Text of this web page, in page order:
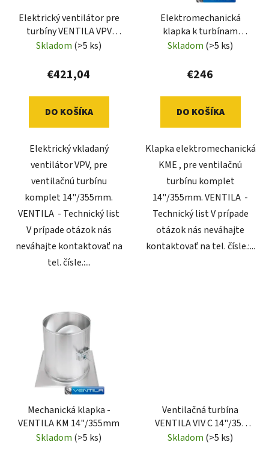
Elektrický ventilátor pre
turbíny VENTILA VPV
14"/355
Skladom (>5 ks)
€421,04
DO KOŠÍKA
Elektrický vkladaný
ventilátor VPV, pre
ventilačnú turbínu
komplet 14"/355mm.
VENTILA - Technický list
V prípade otázok nás
neváhajte kontaktovať na
tel. čísle.:...
Elektromechanická
klapka k turbínam
VENTILA KME
Skladom (>5 ks)
€246
DO KOŠÍKA
Klapka elektromechanická
KME , pre ventilačnú
turbínu komplet
14"/355mm. VENTILA -
Technický list V prípade
otázok nás neváhajte
kontaktovať na tel. čísle.:...
Mechanická klapka -
VENTILA KM 14"/355mm
Skladom (>5 ks)
Ventilačná turbína
VENTILA VIV C 14"/355
mm lakovaná (komplet)
Skladom (>5 ks)